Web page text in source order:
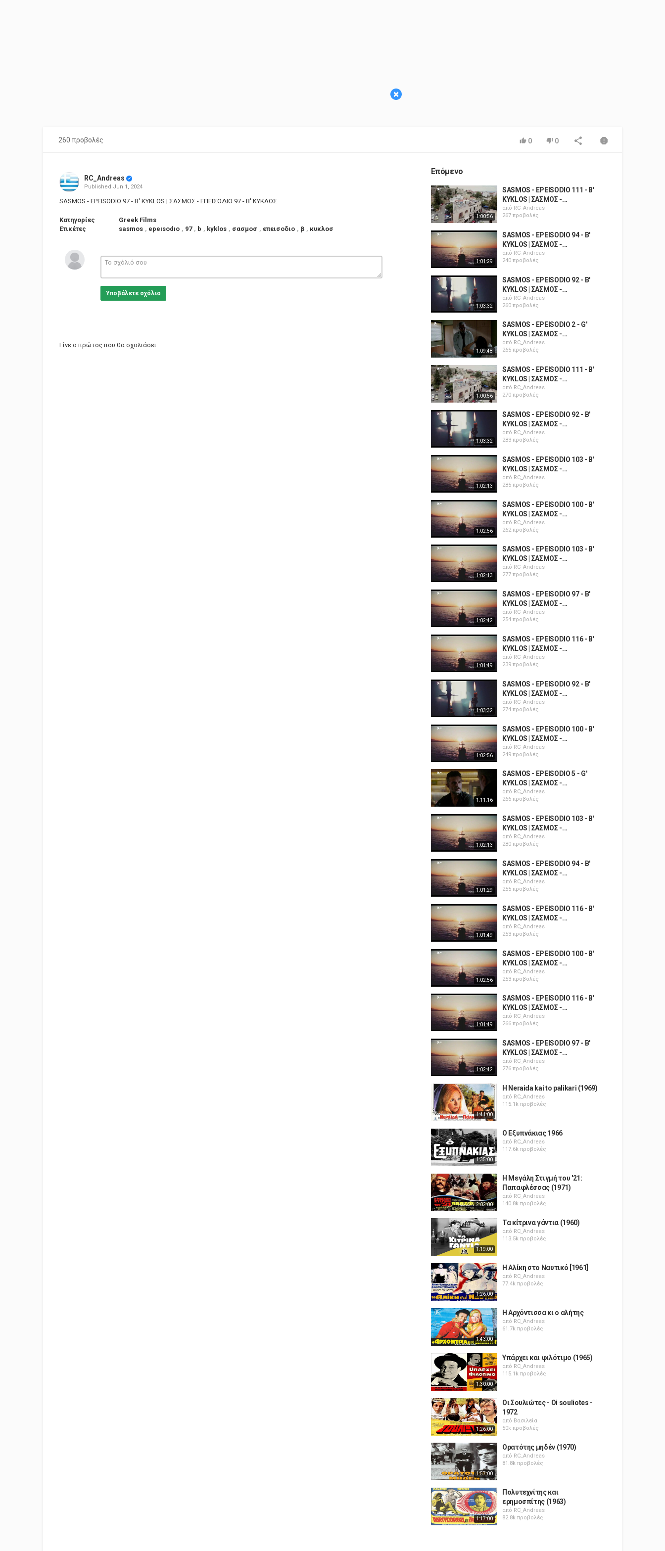
×
260 προβολές 0 0
RC_Andreas
Published Jun 1, 2024
SASMOS - EPEISODIO 97 - B' KYKLOS | ΣΑΣΜΟΣ - ΕΠΕΙΣΟΔΙΟ 97 - Β' ΚΥΚΛΟΣ
Κατηγορίες
Greek Films
Ετικέτες
sasmos , epeısodıo , 97 , b , kyklos , σασμοσ , επεισοδιο , β , κυκλοσ
Υποβάλετε σχόλιο
Γίνε ο πρώτος που θα σχολιάσει
Επόμενο
1:00:56
SASMOS - EPEISODIO 111 - B'
KYKLOS | ΣΑΣΜΟΣ -...
από RC_Andreas
267 προβολές
1:01:29
SASMOS - EPEISODIO 94 - B'
KYKLOS | ΣΑΣΜΟΣ -...
από RC_Andreas
240 προβολές
1:03:32
SASMOS - EPEISODIO 92 - B'
KYKLOS | ΣΑΣΜΟΣ -...
από RC_Andreas
260 προβολές
1:09:48
SASMOS - EPEISODIO 2 - G'
KYKLOS | ΣΑΣΜΟΣ -...
από RC_Andreas
265 προβολές
1:00:56
SASMOS - EPEISODIO 111 - B'
KYKLOS | ΣΑΣΜΟΣ -...
από RC_Andreas
270 προβολές
1:03:32
SASMOS - EPEISODIO 92 - B'
KYKLOS | ΣΑΣΜΟΣ -...
από RC_Andreas
283 προβολές
1:02:13
SASMOS - EPEISODIO 103 - B'
KYKLOS | ΣΑΣΜΟΣ -...
από RC_Andreas
285 προβολές
1:02:56
SASMOS - EPEISODIO 100 - B'
KYKLOS | ΣΑΣΜΟΣ -...
από RC_Andreas
262 προβολές
1:02:13
SASMOS - EPEISODIO 103 - B'
KYKLOS | ΣΑΣΜΟΣ -...
από RC_Andreas
277 προβολές
1:02:42
SASMOS - EPEISODIO 97 - B'
KYKLOS | ΣΑΣΜΟΣ -...
από RC_Andreas
254 προβολές
1:01:49
SASMOS - EPEISODIO 116 - B'
KYKLOS | ΣΑΣΜΟΣ -...
από RC_Andreas
239 προβολές
1:03:32
SASMOS - EPEISODIO 92 - B'
KYKLOS | ΣΑΣΜΟΣ -...
από RC_Andreas
274 προβολές
1:02:56
SASMOS - EPEISODIO 100 - B'
KYKLOS | ΣΑΣΜΟΣ -...
από RC_Andreas
249 προβολές
1:11:16
SASMOS - EPEISODIO 5 - G'
KYKLOS | ΣΑΣΜΟΣ -...
από RC_Andreas
266 προβολές
1:02:13
SASMOS - EPEISODIO 103 - B'
KYKLOS | ΣΑΣΜΟΣ -...
από RC_Andreas
280 προβολές
1:01:29
SASMOS - EPEISODIO 94 - B'
KYKLOS | ΣΑΣΜΟΣ -...
από RC_Andreas
255 προβολές
1:01:49
SASMOS - EPEISODIO 116 - B'
KYKLOS | ΣΑΣΜΟΣ -...
από RC_Andreas
253 προβολές
1:02:56
SASMOS - EPEISODIO 100 - B'
KYKLOS | ΣΑΣΜΟΣ -...
από RC_Andreas
253 προβολές
1:01:49
SASMOS - EPEISODIO 116 - B'
KYKLOS | ΣΑΣΜΟΣ -...
από RC_Andreas
266 προβολές
1:02:42
SASMOS - EPEISODIO 97 - B'
KYKLOS | ΣΑΣΜΟΣ -...
από RC_Andreas
276 προβολές
1:41:00
H Neraida kai to palikari (1969)
από RC_Andreas
115.1k προβολές
1:35:00
Ο Εξυπνάκιας 1966
από RC_Andreas
117.6k προβολές
2:02:00
Η Μεγάλη Στιγμή του '21:
Παπαφλέσσας (1971)
από RC_Andreas
140.8k προβολές
1:19:00
Τα κίτρινα γάντια (1960)
από RC_Andreas
113.5k προβολές
1:26:00
Η Αλίκη στο Ναυτικό [1961]
από RC_Andreas
77.4k προβολές
1:43:00
Η Αρχόντισσα κι ο αλήτης
από RC_Andreas
61.7k προβολές
1:30:00
Υπάρχει και φιλότιμο (1965)
από RC_Andreas
115.1k προβολές
1:26:00
Οι Σουλιώτες - Oi souliotes -
1972
από Βασιλεία
50k προβολές
1:57:00
Ορατότης μηδέν (1970)
από RC_Andreas
81.8k προβολές
1:17:00
Πολυτεχνίτης και
ερημοσπίτης (1963)
από RC_Andreas
82.8k προβολές